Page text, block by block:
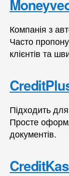
Компанія з
Часто
клієнтів та
Підходить для
Просте
документів.